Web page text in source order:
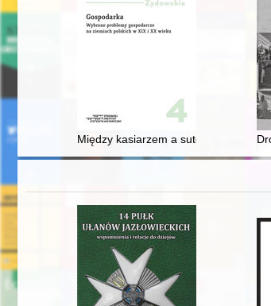
Między kasiarzem a sutenerem :